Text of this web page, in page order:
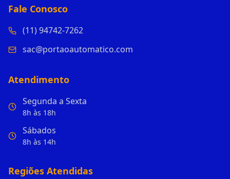
Fale Conosco
(11) 94742-7262
sac@portaoautomatico.com
Atendimento
Segunda a Sexta
8h às 18h
Sábados
8h às 14h
Regiões Atendidas